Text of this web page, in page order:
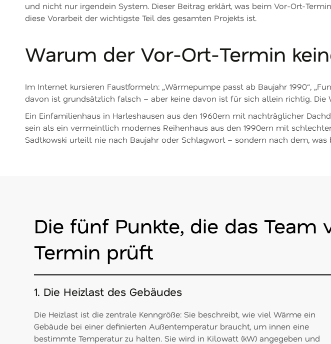
und nicht nur irgendein System. Dieser Beitrag erklärt, was beim Vor-Ort-
diese Vorarbeit der wichtigste Teil des gesamten Projekts ist.
Warum der Vor-Ort-Termin
Im Internet kursieren Faustformeln: „Wärmepumpe passt ab Baujahr 1990“,
davon ist grundsätzlich falsch – aber keine davon ist für sich allein richtig. Die
Ein Einfamilienhaus in Harleshausen aus den 1960ern mit nachträglicher
sein als ein vermeintlich modernes Reihenhaus aus den 1990ern mit
Sadtkowski urteilt nie nach Baujahr oder Schlagwort – sondern nach dem,
Die fünf Punkte, die das
Termin prüft
1. Die Heizlast des Gebäudes
Die Heizlast ist die zentrale Kenngröße: Sie beschreibt, wie viel Wärme ein
Gebäude bei einer definierten Außentemperatur braucht, um innen eine
bestimmte Temperatur zu halten. Sie wird in Kilowatt (kW) angegeben und